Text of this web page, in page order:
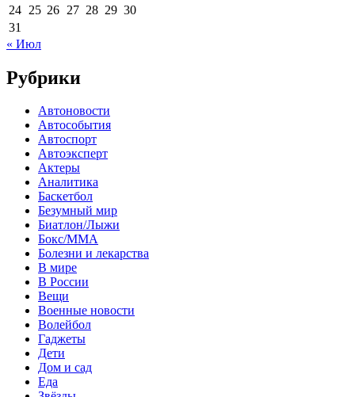
24 25 26 27 28 29 30
31
« Июл
Рубрики
Автоновости
Автособытия
Автоспорт
Автоэксперт
Актеры
Аналитика
Баскетбол
Безумный мир
Биатлон/Лыжи
Бокс/MMA
Болезни и лекарства
В мире
В России
Вещи
Военные новости
Волейбол
Гаджеты
Дети
Дом и сад
Еда